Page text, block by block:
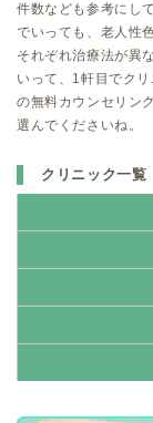
件数なども参考にし
でいっても、老人性
それぞれ治療法が異
いって、1軒目でク
の無料カウンセリン
選んでくださいね。
クリニック一覧